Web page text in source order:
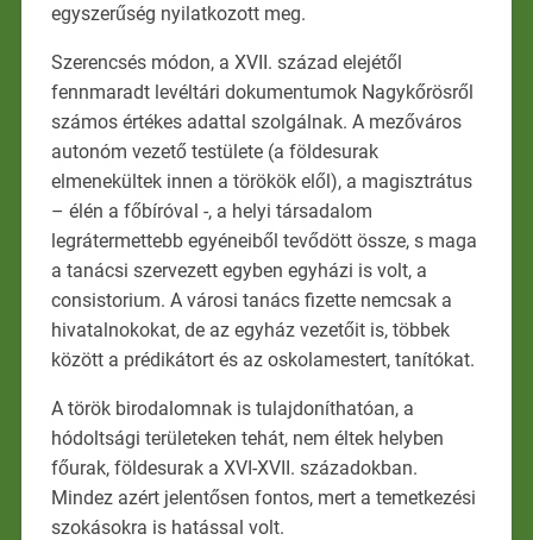
egyszerűség nyilatkozott meg.
Szerencsés módon, a XVII. század elejétől
fennmaradt levéltári dokumentumok Nagykőrösről
számos értékes adattal szolgálnak. A mezőváros
autonóm vezető testülete (a földesurak
elmenekültek innen a törökök elől), a magisztrátus
– élén a főbíróval -, a helyi társadalom
legrátermettebb egyéneiből tevődött össze, s maga
a tanácsi szervezett egyben egyházi is volt, a
consistorium. A városi tanács fizette nemcsak a
hivatalnokokat, de az egyház vezetőit is, többek
között a prédikátort és az oskolamestert, tanítókat.
A török birodalomnak is tulajdoníthatóan, a
hódoltsági területeken tehát, nem éltek helyben
főurak, földesurak a XVI-XVII. századokban.
Mindez azért jelentősen fontos, mert a temetkezési
szokásokra is hatással volt.